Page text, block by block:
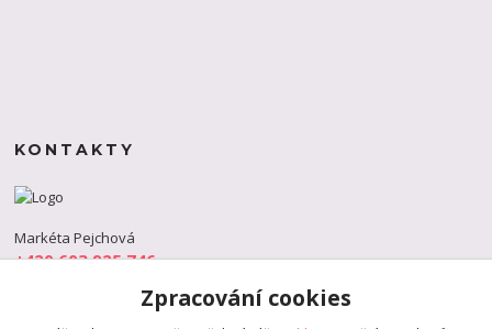
KONTAKTY
Markéta Pejchová
+420 603 925 746
info@s-dance.cz
Zpracování cookies